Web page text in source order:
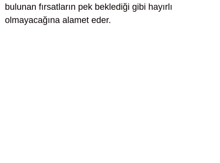
bulunan fırsatların pek beklediği gibi hayırlı
olmayacağına alamet eder.